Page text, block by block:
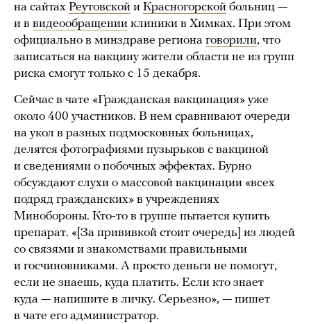
на сайтах Реутовской и Красногорской больниц —
и в видеообращении клиники в Химках. При этом
официально в минздраве региона говорили, что
записаться на вакцину жители области не из групп
риска смогут только с 15 декабря.
Сейчас в чате «Гражданская вакцинация» уже
около 400 участников. В нем сравнивают очереди
на укол в разных подмосковных больницах,
делятся фотографиями пузырьков с вакциной
и сведениями о побочных эффектах. Бурно
обсуждают слухи о массовой вакцинации «всех
подряд гражданских» в учреждениях
Минобороны. Кто-то в группе пытается купить
препарат. «[За прививкой стоит очередь] из людей
со связями и знакомствами правильными
и госчиновниками. А просто деньги не помогут,
если не знаешь, куда платить. Если кто знает
куда — напишите в личку. Серьезно», — пишет
в чате его администратор.